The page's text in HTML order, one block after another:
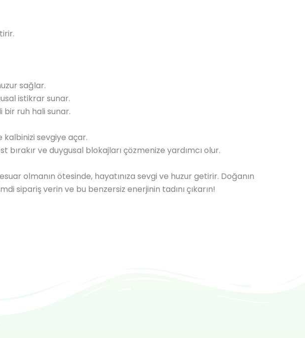
sağlar.
istikrar sunar.
bir ruh hali sunar.
sevgiye açar.
ve duygusal blokajları çözmenize yardımcı olur.
olmanın ötesinde, hayatınıza sevgi ve huzur getirir. Doğanın
sipariş verin ve bu benzersiz enerjinin tadını çıkarın!